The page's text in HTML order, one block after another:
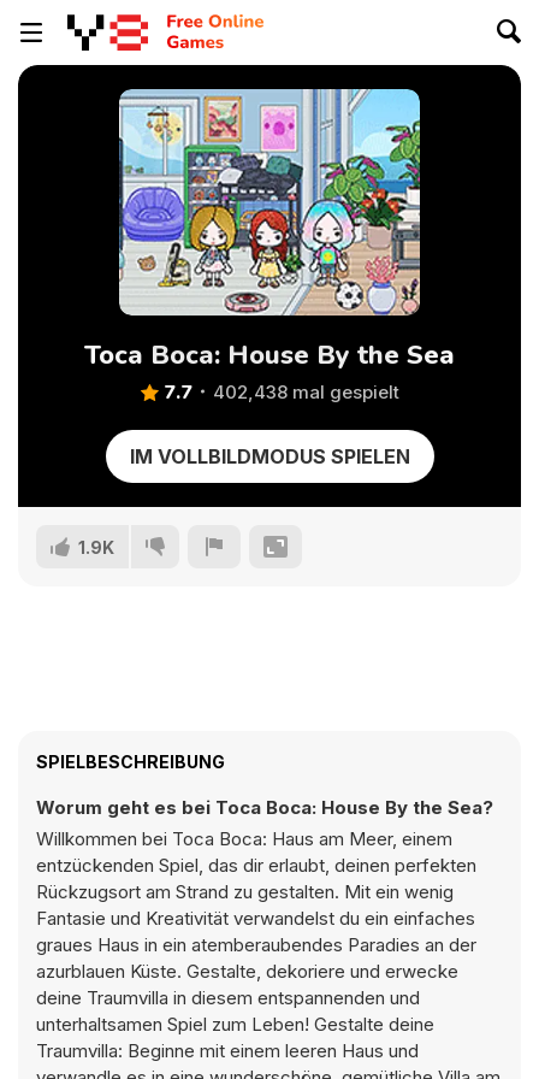
Toca Boca: House By the Sea
7.7 402,438 mal gespielt
IM VOLLBILDMODUS SPIELEN
1.9K
SPIELBESCHREIBUNG
Worum geht es bei Toca Boca: House By the Sea?
Willkommen bei Toca Boca: Haus am Meer, einem
entzückenden Spiel, das dir erlaubt, deinen perfekten
Rückzugsort am Strand zu gestalten. Mit ein wenig
Fantasie und Kreativität verwandelst du ein einfaches
graues Haus in ein atemberaubendes Paradies an der
azurblauen Küste. Gestalte, dekoriere und erwecke
deine Traumvilla in diesem entspannenden und
unterhaltsamen Spiel zum Leben! Gestalte deine
Traumvilla: Beginne mit einem leeren Haus und